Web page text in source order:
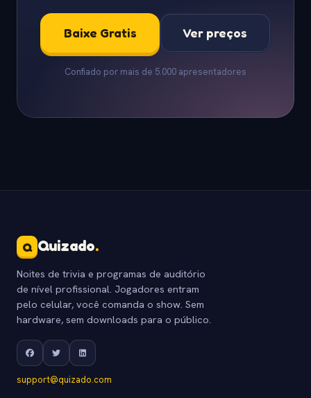
Baixe Gratis Ver preços
Confiado por mais de 5.000 apresentadores
Q Quizado.
Noites de trivia e programas de auditório
de nível profissional. Jogadores entram
pelo celular, você comanda o show. Sem
hardware, sem downloads para o público.
support@quizado.com